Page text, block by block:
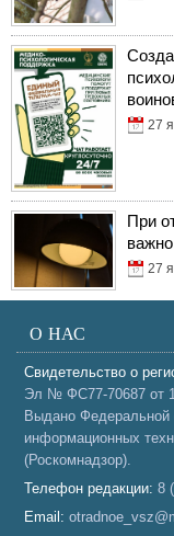
27
При
27
О НАС
Свидетельство о
Эл № ФС77-70687 от
Выдано Федеральной
информационных
(Роскомнадзор).
Телефон редакции: 8
Email: